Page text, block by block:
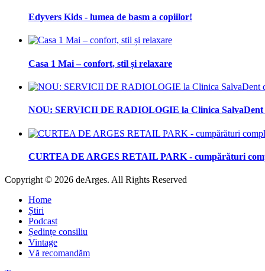
Edyvers Kids - lumea de basm a copiilor!
Casa 1 Mai – confort, stil și relaxare
NOU: SERVICII DE RADIOLOGIE la Clinica SalvaDent
CURTEA DE ARGES RETAIL PARK - cumpărături
Copyright © 2026 deArges. All Rights Reserved
Home
Știri
Podcast
Ședințe consiliu
Vintage
Vă recomandăm